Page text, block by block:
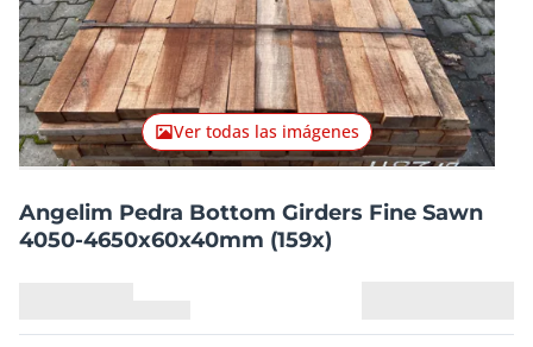
Ver todas las imágenes
Angelim Pedra Bottom Girders Fine Sawn
4050-4650x60x40mm (159x)